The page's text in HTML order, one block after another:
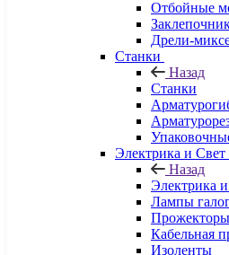
Отбойные
Дрели-
Станки
Назад
Станки
Электрика и Свет
Назад
Электрика
Лампы
Прожекторы
Кабельная
Изоленты